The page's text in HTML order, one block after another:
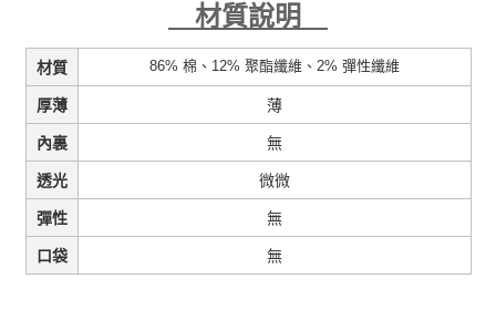
材質說明
材質 86% 棉、12% 聚酯纖維、2% 彈性纖維
厚薄 薄
內裏 無
透光 微微
彈性 無
口袋 無